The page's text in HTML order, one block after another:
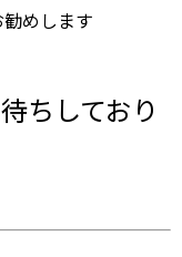
めします
ちしており